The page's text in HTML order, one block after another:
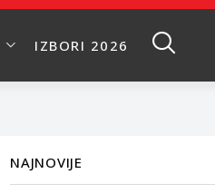
IZBORI 2026
NAJNOVIJE